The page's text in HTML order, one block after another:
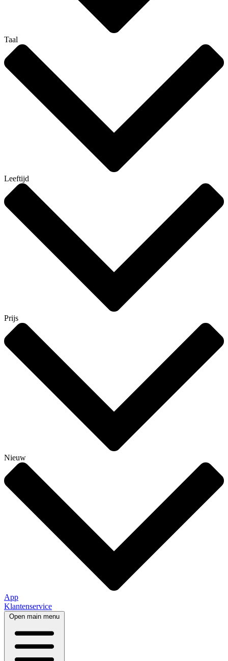
Taal
Leeftijd
Prijs
Nieuw
App
Klantenservice
Open main menu